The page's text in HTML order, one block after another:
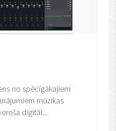
no spēcīgākajiem
mūzikas
digitāl...